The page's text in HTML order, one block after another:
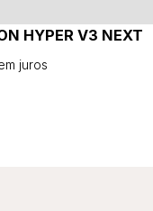
HYPER V3 NEXT
juros